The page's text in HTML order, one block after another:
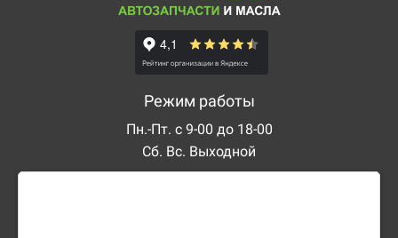
Режим работы
Пн.-Пт. с 9-00 до 18-00
Сб. Вс. Выходной